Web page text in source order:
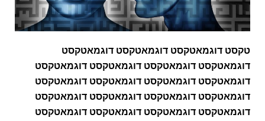
טקסט דוגמאטקסט דוגמאטקסט דוגמאטקסט
דוגמאטקסט דוגמאטקסט דוגמאטקסט דוגמאטקסט
דוגמאטקסט דוגמאטקסט דוגמאטקסט דוגמאטקסט
דוגמאטקסט דוגמאטקסט דוגמאטקסט דוגמאטקסט
דוגמאטקסט דוגמאטקסט דוגמאטקסט דוגמאטקסט